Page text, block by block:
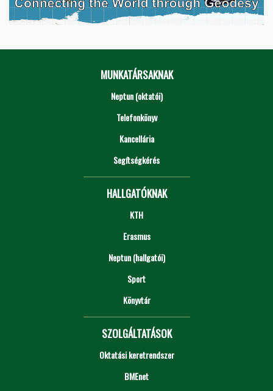
MUNKATÁRSAKNAK
Neptun (oktatói)
Telefonkönyv
Kancellária
Segítségkérés
HALLGATÓKNAK
KTH
Erasmus
Neptun (hallgatói)
Sport
Könyvtár
SZOLGÁLTATÁSOK
Oktatási keretrendszer
BMEnet